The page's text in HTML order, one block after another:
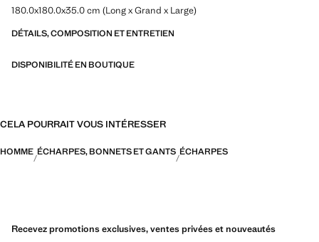
180.0x180.0x35.0 cm (Long x Grand x Large)
DÉTAILS, COMPOSITION ET ENTRETIEN
DISPONIBILITÉ EN BOUTIQUE
CELA POURRAIT VOUS INTÉRESSER
HOMME ÉCHARPES, BONNETS ET GANTS ÉCHARPES
Recevez promotions exclusives, ventes privées et nouveautés